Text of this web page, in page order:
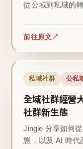
從公域到私域的
前往原文
私域社群 公私
全域社群經營
社群新生態
Jingle 分享如何
態，以及 AI 時代